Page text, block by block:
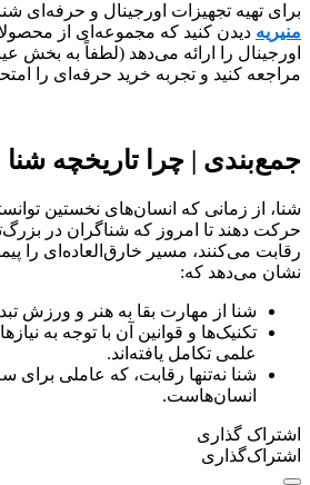
برای تهیه تجهیزات اورجینال و حرفه‌ای شنا
منیریه دیدن کنید که مجموعه‌ای از
اورجینال را ارائه می‌دهد (لطفاً به بخش
مراجعه کنید و تجربه خرید حرفه‌ای را
جمع‌بندی | چرا تاریخچه
شنا، از زمانی که انسان‌های نخستین
حرکت دهند تا امروز که شناگران در
رقابت می‌کنند، مسیر خارق‌العاده‌ای را
نشان می‌دهد که:
شنا از مهارت بقا به هنر و ورزش
تکنیک‌ها و قوانین آن با توجه به
علمی تکامل یافته‌اند.
شنا نه‌تنها رقابت، که عاملی
انسان‌هاست.
اشتراک گذاری
اشتراک‌گذاری